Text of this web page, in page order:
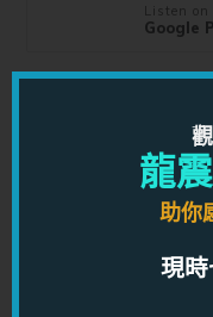
Listen on
Google
龍
助你
現時